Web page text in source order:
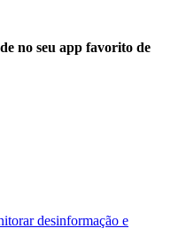
no seu app favorito de